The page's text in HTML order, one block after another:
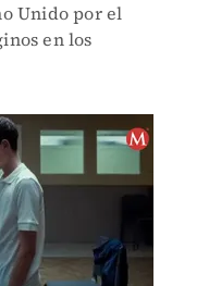
Unido por el
en los